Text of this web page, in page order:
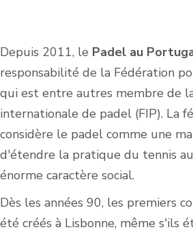
Depuis 2011, le Padel au
responsabilité de la Fédération
qui est entre autres membre de
internationale de padel (FIP). La
considère le padel comme une
d'étendre la pratique du tennis
énorme caractère social.
Dès les années 90, les premiers
été créés à Lisbonne, même s'ils